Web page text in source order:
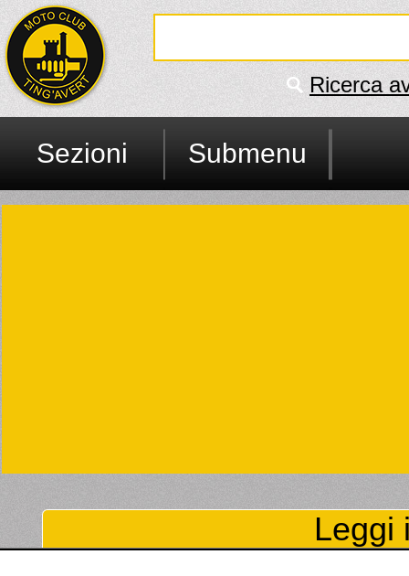
Ricerca
Sezioni Submenu
Leggi